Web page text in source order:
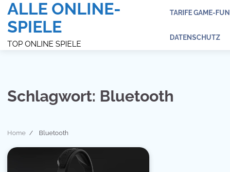
Skip
content
ALLE ONLINE-
SPIELE
TOP ONLINE SPIELE
TARIFE GAME-FUN
DATENSCHUTZ
Schlagwort: Bluetooth
Home Bluetooth